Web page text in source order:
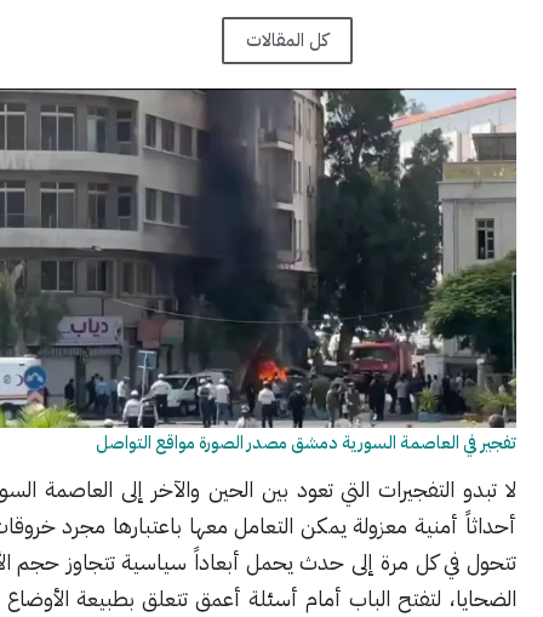
السورية دمشق مصدر الصورة مواقع التواصل
التي تعود بين الحين والآخر إلى العاصمة السورية دمشق
معزولة يمكن التعامل معها باعتبارها مجرد خروقات عابرة، بل
كل مرة إلى حدث يحمل أبعاداً سياسية تتجاوز حجم الأضرار وعدد
لتفتح الباب أمام أسئلة أعمق تتعلق بطبيعة الأوضاع الداخلية في